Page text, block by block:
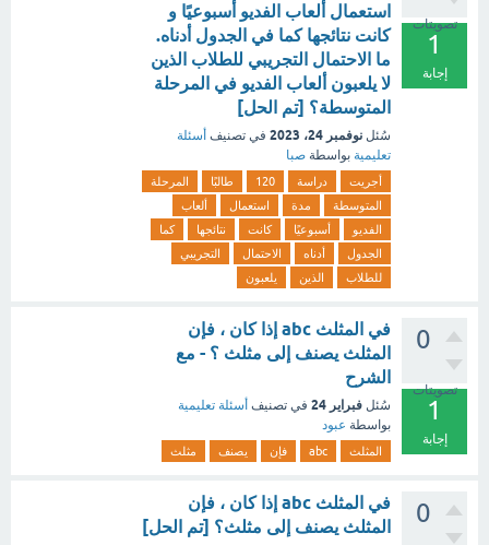
تصويتات
1
إجابة
استعمال ألعاب الفديو أسبوعيًا و
كانت نتائجها كما في الجدول أدناه.
ما الاحتمال التجريبي للطلاب الذين
لا يلعبون ألعاب الفديو في المرحلة
المتوسطة؟ [تم الحل]
سُئل نوفمبر 24، 2023 في تصنيف أسئلة
تعليمية بواسطة صبا
أجريت دراسة 120 طالبًا
المرحلة
المتوسطة
مدة استعمال
ألعاب
الفديو
أسبوعيًا كانت نتائجها
كما
الجدول
أدناه الاحتمال
التجريبي
للطلاب
الذين يلعبون
0
تصويتات
1
إجابة
في المثلث abc إذا كان ، فإن
المثلث يصنف إلى مثلث ؟ - مع
الشرح
سُئل فبراير 24 في تصنيف أسئلة تعليمية
بواسطة عبود
المثلث abc فإن يصنف مثلث
0
في المثلث abc إذا كان ، فإن
المثلث يصنف إلى مثلث؟ [تم الحل]